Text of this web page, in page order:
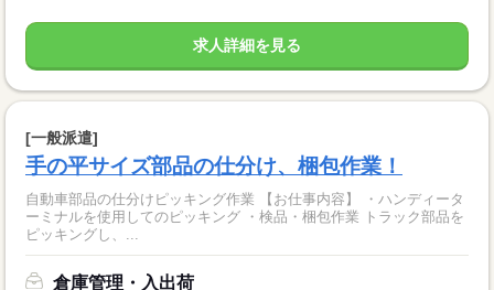
求人詳細を見る
[一般派遣]
手の平サイズ部品の仕分け、梱包作業！
自動車部品の仕分けピッキング作業 【お仕事内容】 ・ハンディータ
ーミナルを使用してのピッキング ・検品・梱包作業 トラック部品を
ピッキングし、...
倉庫管理・入出荷